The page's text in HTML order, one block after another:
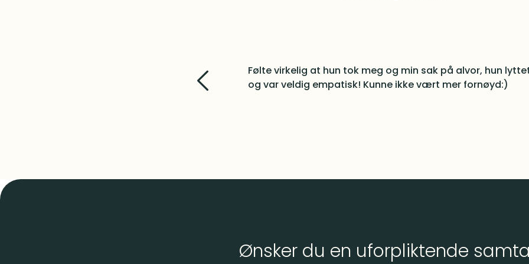
Grundig prosess, rask gjennomføring og kompetanse som
best mulig resultat i min sak. Kan varmt anbefales!
Ønsker du en uforpliktende